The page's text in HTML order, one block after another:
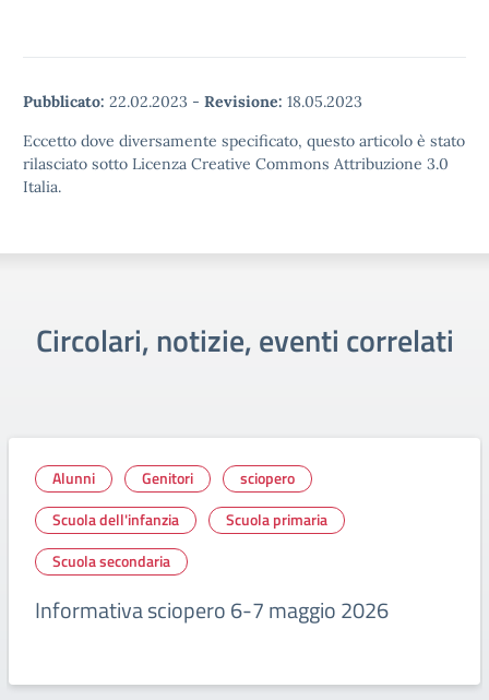
Pubblicato: 22.02.2023 - Revisione: 18.05.2023
Eccetto dove diversamente specificato, questo articolo è stato
rilasciato sotto Licenza Creative Commons Attribuzione 3.0
Italia.
Circolari, notizie, eventi correlati
Alunni Genitori
sciopero
Scuola dell'infanzia
Scuola primaria
Scuola secondaria
Informativa sciopero 6-7 maggio 2026